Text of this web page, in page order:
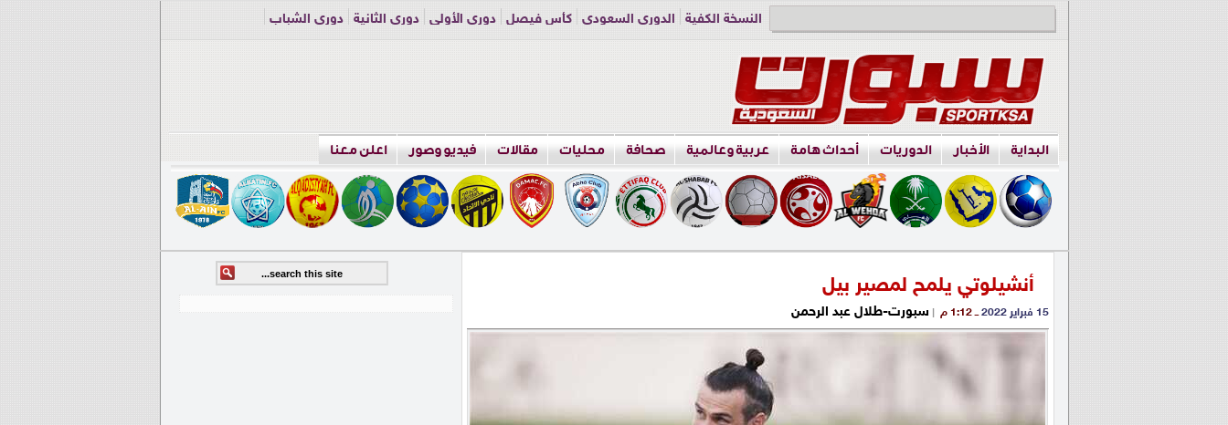
النسخة الكفية الدوري السعودي كأس فيصل دوري الأولى دوري الثانية
دوري الشباب
البداية الأخبار الدوريات أحداث هامة عربية وعالمية صحافة محليات مقالات فيديو وصور اعلن معنا
أنشيلوتي يلمح لمصير بيل
15 فبراير 2022 ــ 1:12 م | سبورت-طلال عبد الرحمن